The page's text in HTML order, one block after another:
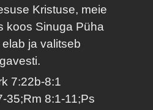
Kristuse, meie
koos Sinuga Püha
ja valitseb
7:22b-8:1
35;Rm 8:1-11;Ps